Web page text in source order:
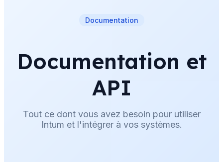
Documentation
Documentation et
API
Tout ce dont vous avez besoin pour utiliser
Intum et l'intégrer à vos systèmes.